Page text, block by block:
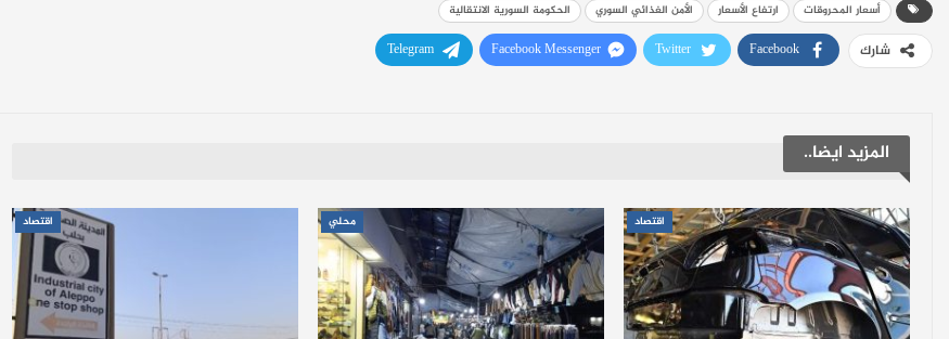
أسعار المحروقات ارتفاع الأسعار الأمن الغذائي السوري الحكومة السورية الانتقالية
شارك Facebook
Twitter
Facebook Messenger
Telegram
المزيد ايضا..
اقتصاد محلي اقتصاد